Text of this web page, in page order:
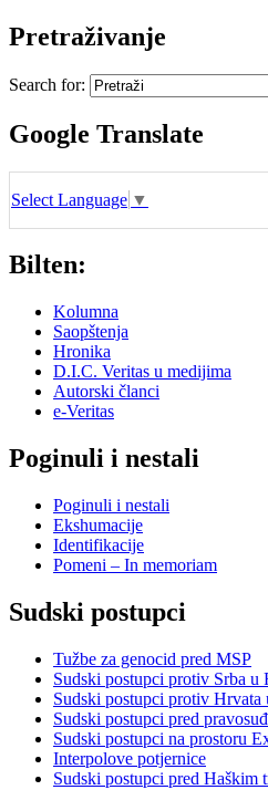
Pretraživanje
Search for:
Google Translate
Select Language ▼
Bilten:
Kolumna
Saopštenja
Hronika
D.I.C. Veritas u medijima
Autorski članci
e-Veritas
Poginuli i nestali
Poginuli i nestali
Ekshumacije
Identifikacije
Pomeni – In memoriam
Sudski postupci
Tužbe za genocid pred MSP
Sudski postupci protiv Srba u
Sudski postupci protiv Hrvata
Sudski postupci pred
Sudski postupci na prostoru
Interpolove potjernice
Sudski postupci pred Haškim